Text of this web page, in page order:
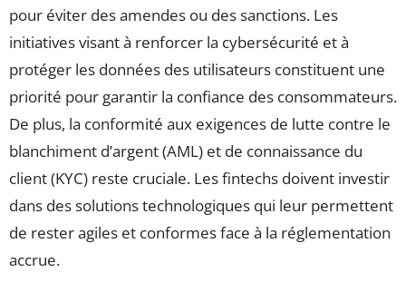
pour éviter des amendes ou des sanctions. Les
initiatives visant à renforcer la cybersécurité et à
protéger les données des utilisateurs constituent une
priorité pour garantir la confiance des consommateurs.
De plus, la conformité aux exigences de lutte contre le
blanchiment d’argent (AML) et de connaissance du
client (KYC) reste cruciale. Les fintechs doivent investir
dans des solutions technologiques qui leur permettent
de rester agiles et conformes face à la réglementation
accrue.